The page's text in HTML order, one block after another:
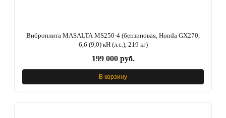
Виброплита MASALTA MS250-4 (бензиновая, Honda GX270,
6,6 (9,0) кН (л.с.), 219 кг)
199 000 руб.
В корзину